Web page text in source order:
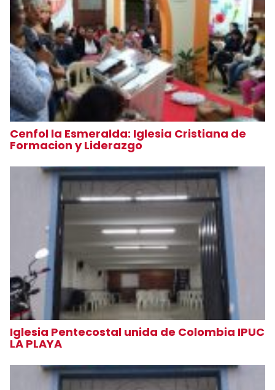
Cenfol la Esmeralda: Iglesia Cristiana de
Formacion y Liderazgo
Iglesia Pentecostal unida de Colombia IPUC
LA PLAYA